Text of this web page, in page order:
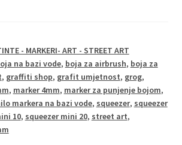
- MARKERI- ART - STREET ART
na bazi vode, boja za airbrush, boja za
, graffiti shop, grafit umjetnost, grog,
, marker 4mm, marker za punjenje bojom,
markera na bazi vode, squeezer, squeezer
10, squeezer mini 20, street art,